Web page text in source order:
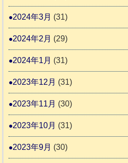
2024年3月 (31)
2024年2月 (29)
2024年1月 (31)
2023年12月 (31)
2023年11月 (30)
2023年10月 (31)
2023年9月 (30)